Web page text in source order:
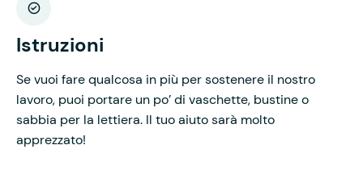
Istruzioni
Se vuoi fare qualcosa in più per sostenere il nostro
lavoro, puoi portare un po’ di vaschette, bustine o
sabbia per la lettiera. Il tuo aiuto sarà molto
apprezzato!